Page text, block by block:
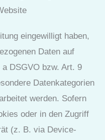
eingewilligt haben,
Daten auf
DSGVO bzw. Art. 9
Datenkategorien
werden. Sofern
oder in den Zugriff
(z. B. via Device-